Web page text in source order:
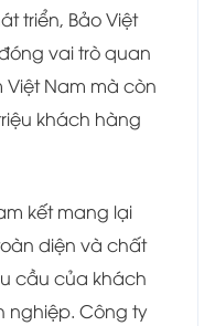
triển, Bảo Việt
vai trò quan
Nam mà còn
khách hàng
kết mang lại
diện và chất
cầu của khách
nghiệp. Công ty